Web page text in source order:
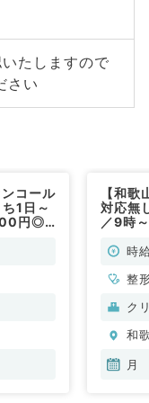
たしますので
さい
ンコール
1日～
円◎
【和
対応無
／9時
常勤）
時
整
ク
和
月